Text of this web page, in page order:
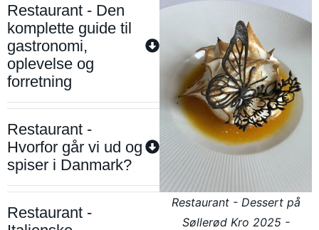
Restaurant - Den
komplette guide til
gastronomi,
oplevelse og
forretning
Restaurant -
Hvorfor går vi ud og
spiser i Danmark?
Restaurant -
Restaurant - Dessert på
Søllerød Kro 2025 -